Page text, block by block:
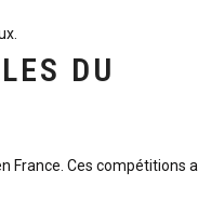
DU
France. Ces compétitions